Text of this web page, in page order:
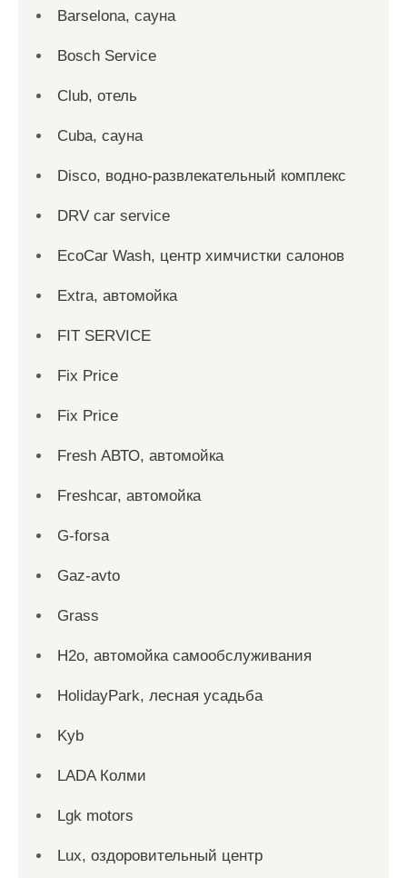
Barselona, сауна
Bosch Service
Club, отель
Cuba, сауна
Disco, водно-развлекательный комплекс
DRV car service
EcoCar Wash, центр химчистки салонов
Extra, автомойка
FIT SERVICE
Fix Price
Fix Price
Fresh АВТО, автомойка
Freshcar, автомойка
G-forsa
Gaz-avto
Grass
H2o, автомойка самообслуживания
HolidayPark, лесная усадьба
Kyb
LADA Колми
Lgk motors
Lux, оздоровительный центр